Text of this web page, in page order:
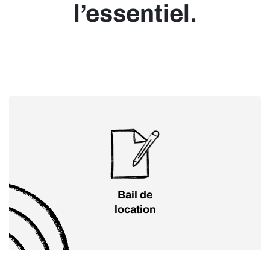
l’essentiel.
Bail de
location